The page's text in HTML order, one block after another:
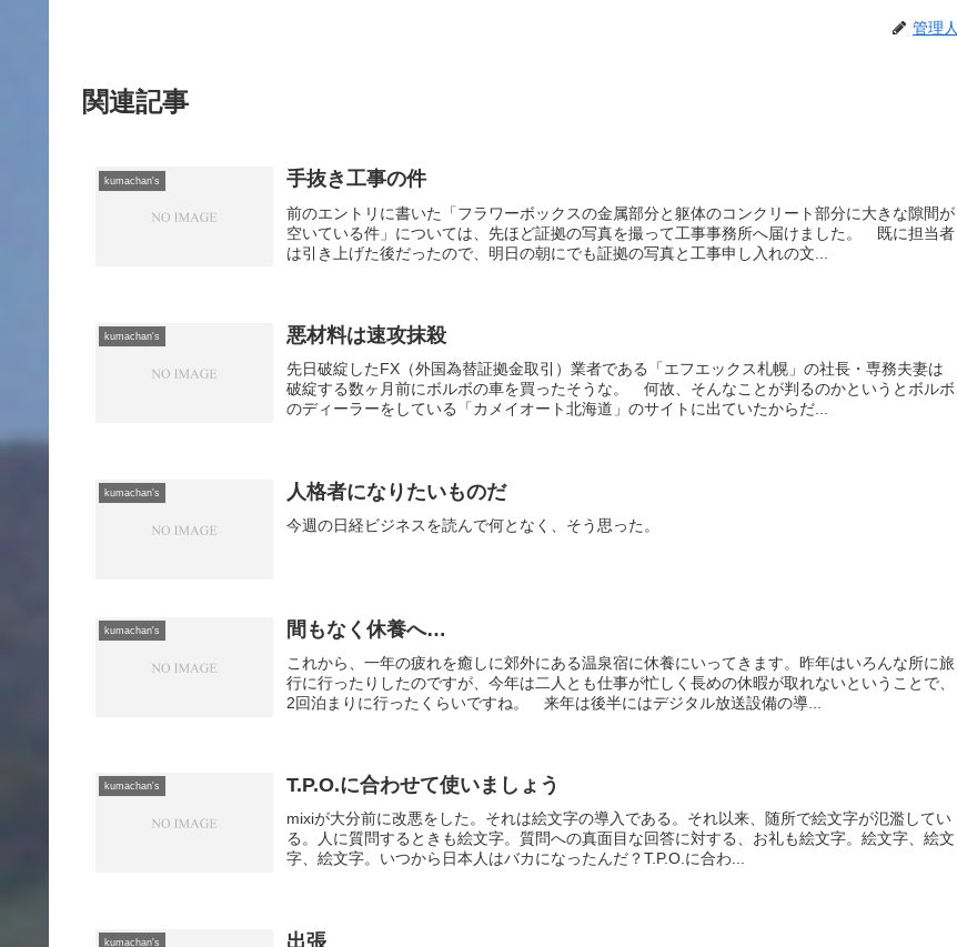
管理人
関連記事
kumachan's 手抜き工事の件
前のエントリに書いた「フラワーボックスの金属部分と躯体のコンクリート部分に大きな隙間が
空いている件」については、先ほど証拠の写真を撮って工事事務所へ届けました。 既に担当者
は引き上げた後だったので、明日の朝にでも証拠の写真と工事申し入れの文...
kumachan's 悪材料は速攻抹殺
先日破綻したFX（外国為替証拠金取引）業者である「エフエックス札幌」の社長・専務夫妻は
破綻する数ヶ月前にボルボの車を買ったそうな。 何故、そんなことが判るのかというとボルボ
のディーラーをしている「カメイオート北海道」のサイトに出ていたからだ...
kumachan's 人格者になりたいものだ
今週の日経ビジネスを読んで何となく、そう思った。
kumachan's 間もなく休養へ…
これから、一年の疲れを癒しに郊外にある温泉宿に休養にいってきます。昨年はいろんな所に旅
行に行ったりしたのですが、今年は二人とも仕事が忙しく長めの休暇が取れないということで、
2回泊まりに行ったくらいですね。 来年は後半にはデジタル放送設備の導...
kumachan's T.P.O.に合わせて使いましょう
mixiが大分前に改悪をした。それは絵文字の導入である。それ以来、随所で絵文字が氾濫してい
る。人に質問するときも絵文字。質問への真面目な回答に対する、お礼も絵文字。絵文字、絵文
字、絵文字。いつから日本人はバカになったんだ？T.P.O.に合わ...
kumachan's 出張